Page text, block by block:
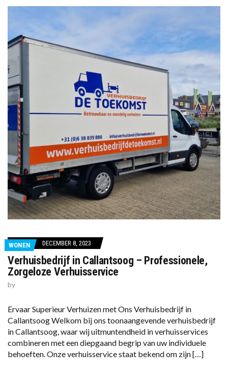
WONEN DECEMBER 8, 2023
Verhuisbedrijf in Callantsoog – Professionele,
Zorgeloze Verhuisservice
by
Ervaar Superieur Verhuizen met Ons Verhuisbedrijf in
Callantsoog Welkom bij ons toonaangevende verhuisbedrijf
in Callantsoog, waar wij uitmuntendheid in verhuisservices
combineren met een diepgaand begrip van uw individuele
behoeften. Onze verhuisservice staat bekend om zijn […]